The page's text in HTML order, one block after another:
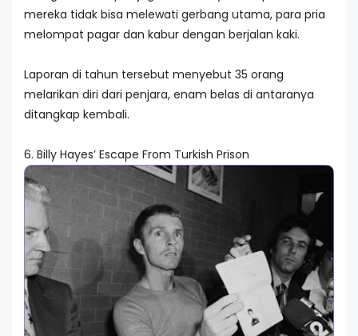
mereka tidak bisa melewati gerbang utama, para pria
melompat pagar dan kabur dengan berjalan kaki.
Laporan di tahun tersebut menyebut 35 orang
melarikan diri dari penjara, enam belas di antaranya
ditangkap kembali.
6. Billy Hayes’ Escape From Turkish Prison